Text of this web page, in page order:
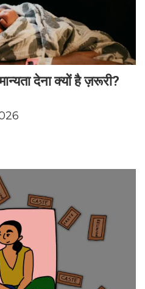
देना क्यों है ज़रूरी?